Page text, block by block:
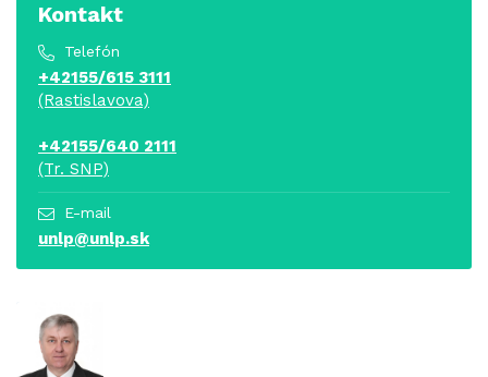
Kontakt
Telefón
+42155/615 3111
(Rastislavova)
+42155/640 2111
(Tr. SNP)
E-mail
unlp@unlp.sk